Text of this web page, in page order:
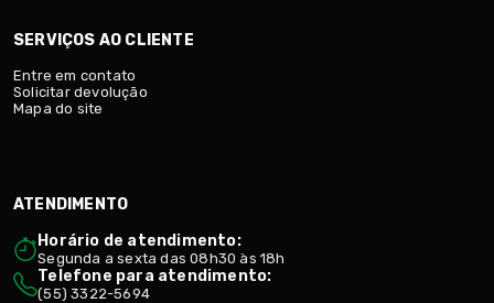
SERVIÇOS AO CLIENTE
Entre em contato
Solicitar devolução
Mapa do site
ATENDIMENTO
Horário de atendimento:
Segunda a sexta das 08h30 às 18h
Telefone para atendimento:
(55) 3322-5694